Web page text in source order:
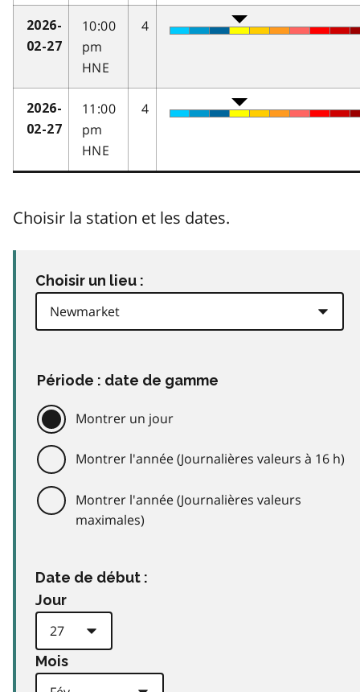
2026-
02-27
10:00
pm
HNE
4
2026-
02-27
11:00
pm
HNE
4
Choisir la station et les dates.
Choisir un lieu :
Période : date de gamme
Montrer un jour
Montrer l'année (Journalières valeurs à 16 h)
Montrer l'année (Journalières valeurs
maximales)
Date de début :
Jour
Mois